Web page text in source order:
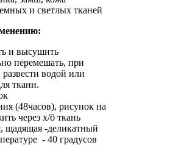
и светлых тканей
и высушить
перемешать, при
водой или
ткани.
(48часов), рисунок на
через х/б ткань
щадящая -деликатный
- 40 градусов